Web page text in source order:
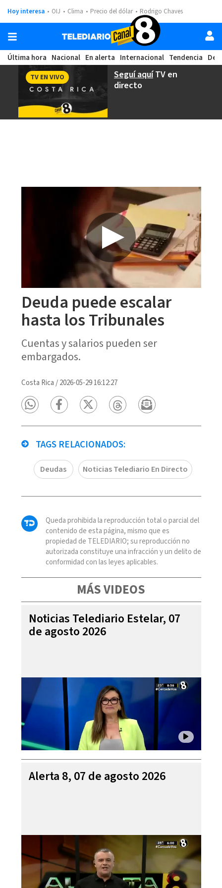
Hoy interesa OIJ Clima Precio del dólar Rodrigo Chaves
Última hora Nacional En alerta Internacional Tendencia
Seguí aquíTV en
directo
TV EN VIVO
Deuda puede escalar
hasta los Tribunales
Cuentas y salarios pueden ser
embargados.
Costa Rica /2026-05-29 16:12:27
TAGS RELACIONADOS:
Deudas Noticias Telediario En Directo
Queda prohibida la reproducción total o parcial del
contenido de esta página, mismo que es
propiedad de TELEDIARIO; su reproducción no
autorizada constituye una infracción y un delito de
conformidad con las leyes aplicables.
MÁS VIDEOS
Noticias Telediario Estelar, 07
de agosto 2026
Alerta 8, 07 de agosto 2026